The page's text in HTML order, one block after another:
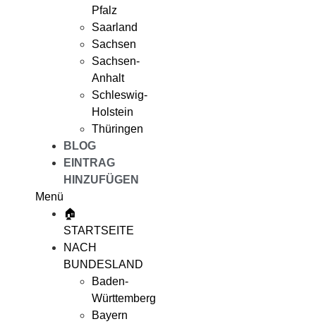
Pfalz
Saarland
Sachsen
Sachsen-
Anhalt
Schleswig-
Holstein
Thüringen
BLOG
EINTRAG
HINZUFÜGEN
Menü
🏠
STARTSEITE
NACH
BUNDESLAND
Baden-
Württemberg
Bayern